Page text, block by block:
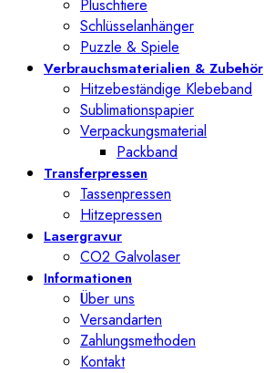
Pluschtiere
Schlüsselanhänger
Puzzle & Spiele
Verbrauchsmaterialien & Zubehör
Hitzebeständige Klebeband
Sublimationspapier
Verpackungsmaterial
Packband
Transferpressen
Tassenpressen
Hitzepressen
Lasergravur
CO2 Galvolaser
Informationen
Über uns
Versandarten
Zahlungsmethoden
Kontakt